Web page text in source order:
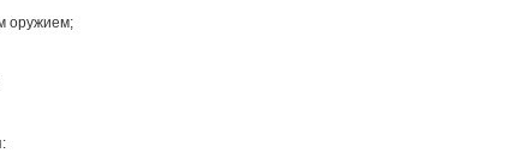
оружием;